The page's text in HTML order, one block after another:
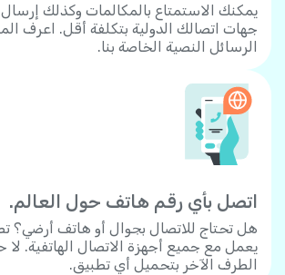
يمكنك الاستمتاع بالمكالمات وكذلك
جهات اتصالك الدولية بتكلفة أقل. اعرف
الرسائل النصية الخاصة بنا.
اتصل بأي رقم هاتف حول العالم.
يعمل مع جميع أجهزة الاتصال الهاتفية. لا
الطرف الآخر بتحميل أي تطبيق.